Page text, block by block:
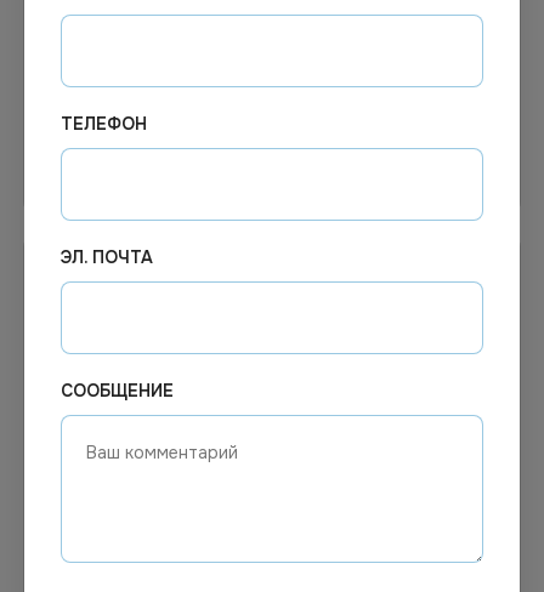
Под заказ
ТЕЛЕФОН
ЭЛ. ПОЧТА
СООБЩЕНИЕ